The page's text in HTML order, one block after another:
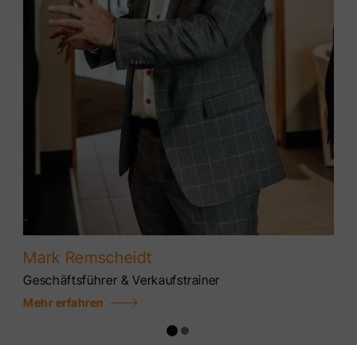
Mark Remscheidt
Geschäftsführer & Verkaufstrainer
Mehr erfahren